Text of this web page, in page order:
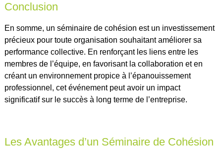
Conclusion
En somme, un séminaire de cohésion est un investissement
précieux pour toute organisation souhaitant améliorer sa
performance collective. En renforçant les liens entre les
membres de l’équipe, en favorisant la collaboration et en
créant un environnement propice à l’épanouissement
professionnel, cet événement peut avoir un impact
significatif sur le succès à long terme de l’entreprise.
Les Avantages d’un Séminaire de Cohésion